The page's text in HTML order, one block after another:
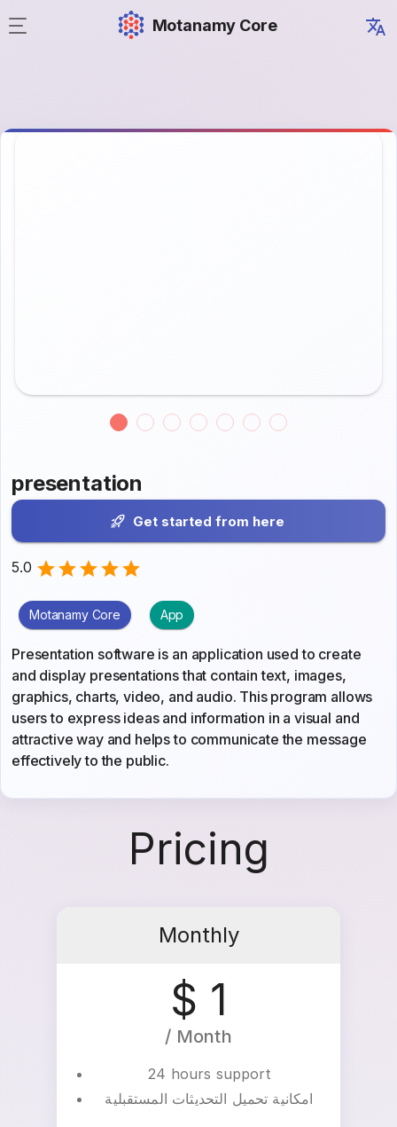
Motanamy Core
presentation
Get started from here
5.0
Motanamy Core App
Presentation software is an application used to create
and display presentations that contain text, images,
graphics, charts, video, and audio. This program allows
users to express ideas and information in a visual and
attractive way and helps to communicate the message
effectively to the public.
Pricing
Monthly
$ 1
/ Month
24 hours support
امكانية تحميل التحديثات المستقبلية